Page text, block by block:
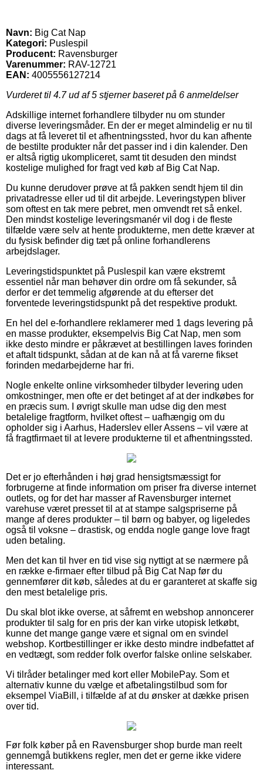
Navn: Big Cat Nap
Kategori: Puslespil
Producent: Ravensburger
Varenummer: RAV-12721
EAN: 4005556127214
Vurderet til 4.7ud af 5 stjerner baseret på 6 anmeldelser
Adskillige internet forhandlere tilbyder nu om stunder
diverse leveringsmåder. En der er meget almindelig er nu til
dags at få leveret til et afhentningssted, hvor du kan afhente
de bestilte produkter når det passer ind i din kalender. Den
er altså rigtig ukompliceret, samt tit desuden den mindst
kostelige mulighed for fragt ved køb af Big Cat Nap.
Du kunne derudover prøve at få pakken sendt hjem til din
privatadresse eller ud til dit arbejde. Leveringstypen bliver
som oftest en tak mere pebret, men omvendt ret så enkel.
Den mindst kostelige leveringsmanér vil dog i de fleste
tilfælde være selv at hente produkterne, men dette kræver at
du fysisk befinder dig tæt på online forhandlerens
arbejdslager.
Leveringstidspunktet på Puslespil kan være ekstremt
essentiel når man behøver din ordre om få sekunder, så
derfor er det temmelig afgørende at du efterser det
forventede leveringstidspunkt på det respektive produkt.
En hel del e-forhandlere reklamerer med 1 dags levering på
en masse produkter, eksempelvis Big Cat Nap, men som
ikke desto mindre er påkrævet at bestillingen laves forinden
et aftalt tidspunkt, sådan at de kan nå at få varerne fikset
forinden medarbejderne har fri.
Nogle enkelte online virksomheder tilbyder levering uden
omkostninger, men ofte er det betinget af at der indkøbes for
en præcis sum. I øvrigt skulle man udse dig den mest
betalelige fragtform, hvilket oftest – uafhængig om du
opholder sig i Aarhus, Haderslev eller Assens – vil være at
få fragtfirmaet til at levere produkterne til et afhentningssted.
Det er jo efterhånden i høj grad hensigtsmæssigt for
forbrugerne at finde information om priser fra diverse internet
outlets, og for det har masser af Ravensburger internet
varehuse været presset til at at stampe salgspriserne på
mange af deres produkter – til børn og babyer, og ligeledes
også til voksne – drastisk, og endda nogle gange love fragt
uden betaling.
Men det kan til hver en tid vise sig nyttigt at se nærmere på
en række e-firmaer efter tilbud på Big Cat Nap før du
gennemfører dit køb, således at du er garanteret at skaffe sig
den mest betalelige pris.
Du skal blot ikke overse, at såfremt en webshop annoncerer
produkter til salg for en pris der kan virke utopisk letkøbt,
kunne det mange gange være et signal om en svindel
webshop. Kortbestillinger er ikke desto mindre indbefattet af
en vedtægt, som redder folk overfor falske online selskaber.
Vi tilråder betalinger med kort eller MobilePay. Som et
alternativ kunne du vælge et afbetalingstilbud som for
eksempel ViaBill, i tilfælde af at du ønsker at dække prisen
over tid.
Før folk køber på en Ravensburger shop burde man reelt
gennemgå butikkens regler, men det er gerne ikke videre
interessant.